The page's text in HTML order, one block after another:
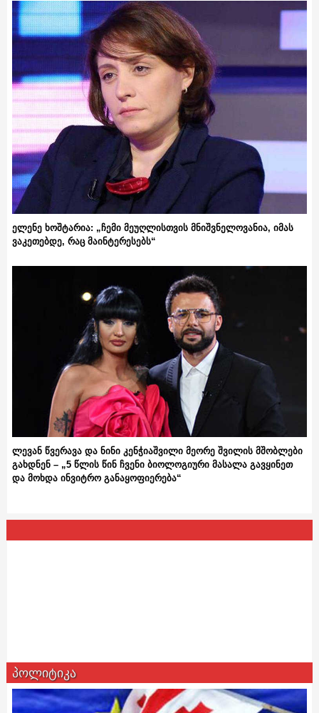
ელენე ხოშტარია: „ჩემი მეუღლისთვის მნიშვნელოვანია, იმას
ვაკეთებდე, რაც მაინტერესებს“
ლევან წვერავა და ნინი კენჭიაშვილი მეორე შვილის მშობლები
გახდნენ – „5 წლის წინ ჩვენი ბიოლოგიური მასალა გავყინეთ
და მოხდა ინვიტრო განაყოფიერება“
პოლიტიკა